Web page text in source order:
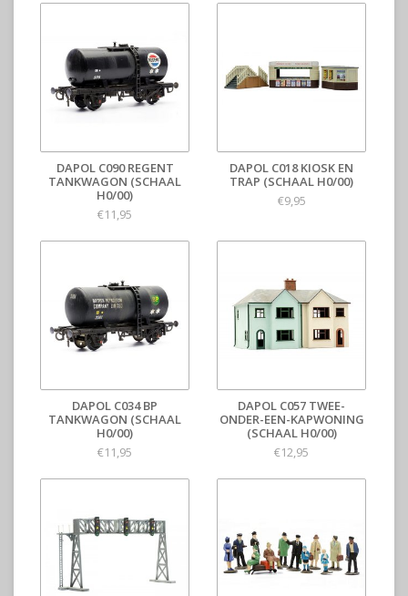
DAPOL C090 REGENT
TANKWAGON (SCHAAL
H0/00)
€11,95
DAPOL C018 KIOSK EN
TRAP (SCHAAL H0/00)
€9,95
DAPOL C034 BP
TANKWAGON (SCHAAL
H0/00)
€11,95
DAPOL C057 TWEE-
ONDER-EEN-KAPWONING
(SCHAAL H0/00)
€12,95